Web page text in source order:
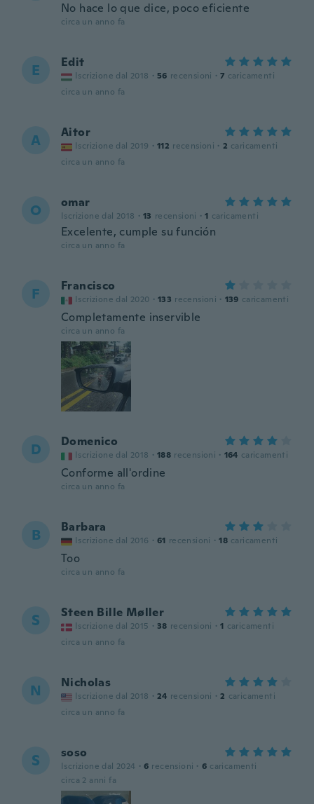
No hace lo que dice, poco eficiente
circa un anno fa
E Edit
Iscrizione dal 2018 · 56 recensioni · 7 caricamenti
circa un anno fa
A Aitor
Iscrizione dal 2019 · 112 recensioni · 2 caricamenti
circa un anno fa
O omar
Iscrizione dal 2018 · 13 recensioni · 1 caricamenti
Excelente, cumple su función
circa un anno fa
F Francisco
Iscrizione dal 2020 · 133 recensioni · 139 caricamenti
Completamente inservible
circa un anno fa
D Domenico
Iscrizione dal 2018 · 188 recensioni · 164 caricamenti
Conforme all'ordine
circa un anno fa
B Barbara
Iscrizione dal 2016 · 61 recensioni · 18 caricamenti
Too
circa un anno fa
S Steen Bille Møller
Iscrizione dal 2015 · 38 recensioni · 1 caricamenti
circa un anno fa
N Nicholas
Iscrizione dal 2018 · 24 recensioni · 2 caricamenti
circa un anno fa
S soso
Iscrizione dal 2024 · 6 recensioni · 6 caricamenti
circa 2 anni fa